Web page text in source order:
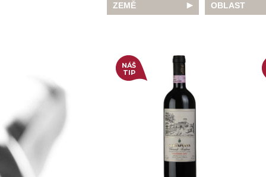
ZEMĚ
Itálie
JAR
Nový Zéland
OBLAST
Barossa
NÁŠ
TIP